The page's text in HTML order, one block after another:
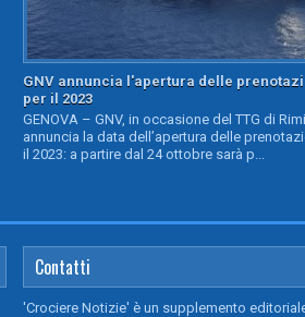
GNV annuncia l'apertura delle
per il 2023
GENOVA – GNV, in occasione del TTG di
annuncia la data dell’apertura delle
il 2023: a partire dal 24 ottobre sarà p...
Contatti
'Crociere Notizie' è un supplemento